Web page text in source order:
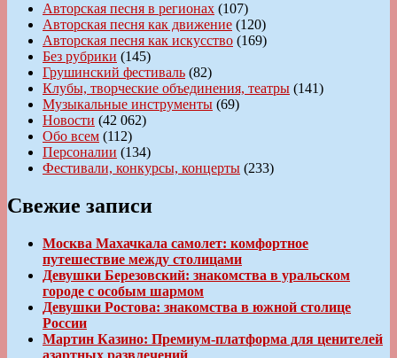
Авторская песня в регионах (107)
Авторская песня как движение (120)
Авторская песня как искусство (169)
Без рубрики (145)
Грушинский фестиваль (82)
Клубы, творческие объединения, театры (141)
Музыкальные инструменты (69)
Новости (42 062)
Обо всем (112)
Персоналии (134)
Фестивали, конкурсы, концерты (233)
Свежие записи
Москва Махачкала самолет: комфортное
путешествие между столицами
Девушки Березовский: знакомства в уральском
городе с особым шармом
Девушки Ростова: знакомства в южной столице
России
Мартин Казино: Премиум-платформа для ценителей
азартных развлечений